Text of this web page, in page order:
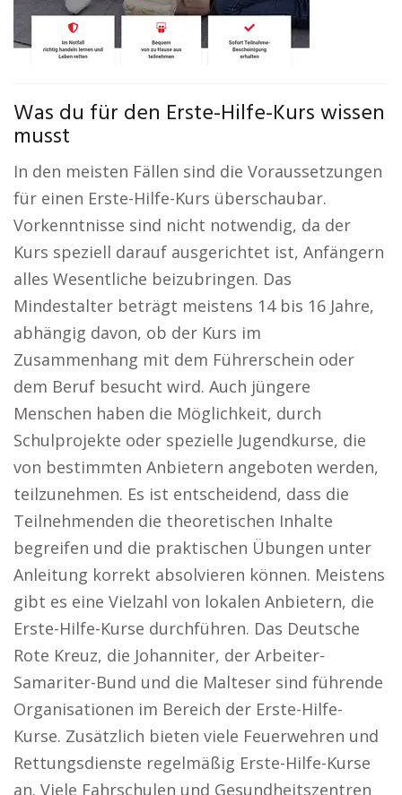
Was du für den Erste-Hilfe-Kurs wissen
musst
In den meisten Fällen sind die Voraussetzungen
für einen Erste-Hilfe-Kurs überschaubar.
Vorkenntnisse sind nicht notwendig, da der
Kurs speziell darauf ausgerichtet ist, Anfängern
alles Wesentliche beizubringen. Das
Mindestalter beträgt meistens 14 bis 16 Jahre,
abhängig davon, ob der Kurs im
Zusammenhang mit dem Führerschein oder
dem Beruf besucht wird. Auch jüngere
Menschen haben die Möglichkeit, durch
Schulprojekte oder spezielle Jugendkurse, die
von bestimmten Anbietern angeboten werden,
teilzunehmen. Es ist entscheidend, dass die
Teilnehmenden die theoretischen Inhalte
begreifen und die praktischen Übungen unter
Anleitung korrekt absolvieren können. Meistens
gibt es eine Vielzahl von lokalen Anbietern, die
Erste-Hilfe-Kurse durchführen. Das Deutsche
Rote Kreuz, die Johanniter, der Arbeiter-
Samariter-Bund und die Malteser sind führende
Organisationen im Bereich der Erste-Hilfe-
Kurse. Zusätzlich bieten viele Feuerwehren und
Rettungsdienste regelmäßig Erste-Hilfe-Kurse
an. Viele Fahrschulen und Gesundheitszentren